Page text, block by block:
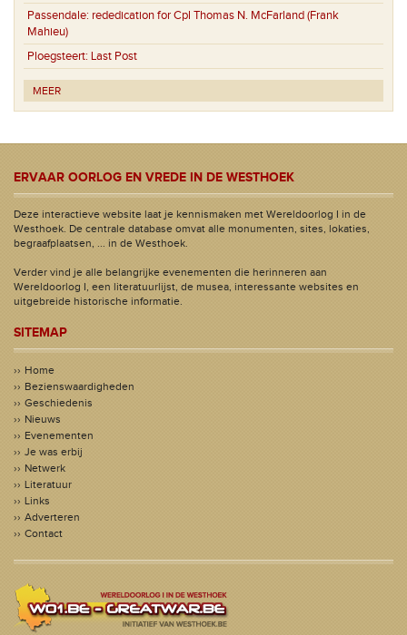
Passendale: rededication for Cpl Thomas N. McFarland (Frank
Mahieu)
Ploegsteert: Last Post
MEER
ERVAAR OORLOG EN VREDE IN DE WESTHOEK
Deze interactieve website laat je kennismaken met Wereldoorlog I in de
Westhoek. De centrale database omvat alle monumenten, sites, lokaties,
begraafplaatsen, ... in de Westhoek.
Verder vind je alle belangrijke evenementen die herinneren aan
Wereldoorlog I, een literatuurlijst, de musea, interessante websites en
uitgebreide historische informatie.
SITEMAP
Home
Bezienswaardigheden
Geschiedenis
Nieuws
Evenementen
Je was erbij
Netwerk
Literatuur
Links
Adverteren
Contact